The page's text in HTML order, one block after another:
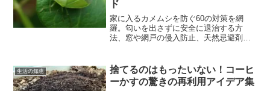
ド
家に入るカメムシを防ぐ60の対策を網
羅。匂いを出さずに安全に退治する方
法、窓や網戸の侵入防止、天然忌避剤の
生活の知恵
捨てるのはもったいない！コーヒ
ーかすの驚きの再利用アイデア集